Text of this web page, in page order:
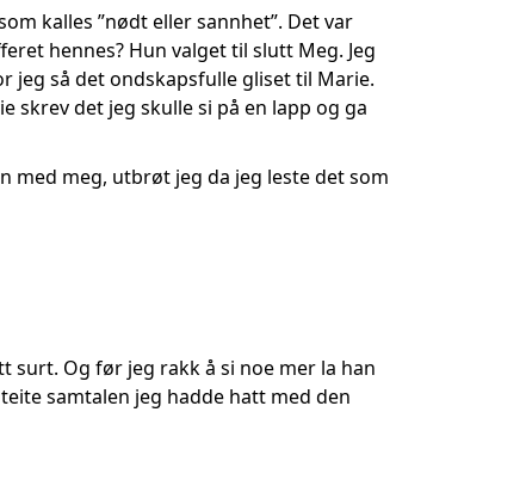
kalles ”nødt eller sannhet”. Det var
hennes? Hun valget til slutt Meg. Jeg
jeg så det ondskapsfulle gliset til Marie.
skrev det jeg skulle si på en lapp og ga
med meg, utbrøt jeg da jeg leste det som
surt. Og før jeg rakk å si noe mer la han
samtalen jeg hadde hatt med den